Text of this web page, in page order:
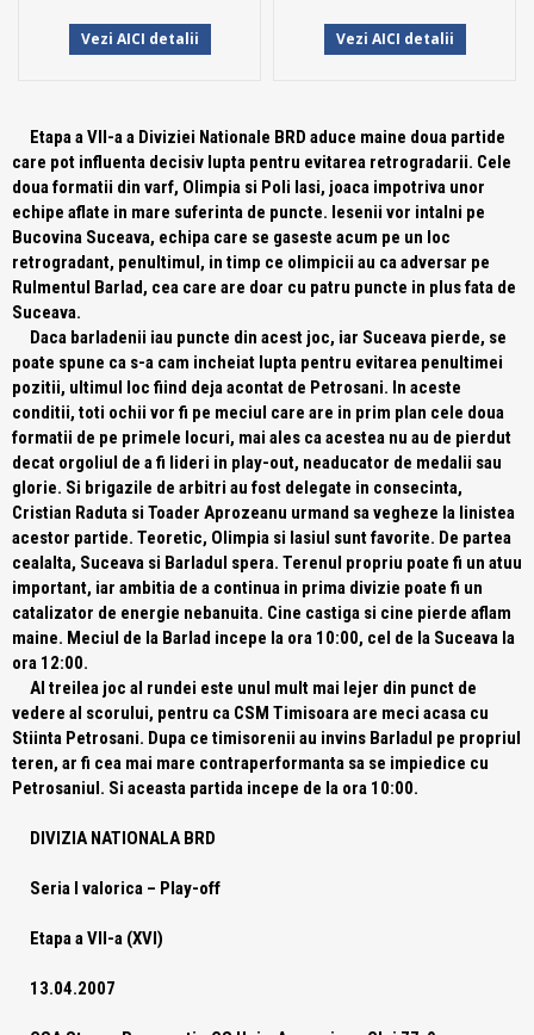
Vezi AICI detalii Vezi AICI detalii
Etapa a VII-a a Diviziei Nationale BRD aduce maine doua partide
care pot influenta decisiv lupta pentru evitarea retrogradarii. Cele
doua formatii din varf, Olimpia si Poli Iasi, joaca impotriva unor
echipe aflate in mare suferinta de puncte. Iesenii vor intalni pe
Bucovina Suceava, echipa care se gaseste acum pe un loc
retrogradant, penultimul, in timp ce olimpicii au ca adversar pe
Rulmentul Barlad, cea care are doar cu patru puncte in plus fata de
Suceava.
Daca barladenii iau puncte din acest joc, iar Suceava pierde, se
poate spune ca s-a cam incheiat lupta pentru evitarea penultimei
pozitii, ultimul loc fiind deja acontat de Petrosani. In aceste
conditii, toti ochii vor fi pe meciul care are in prim plan cele doua
formatii de pe primele locuri, mai ales ca acestea nu au de pierdut
decat orgoliul de a fi lideri in play-out, neaducator de medalii sau
glorie. Si brigazile de arbitri au fost delegate in consecinta,
Cristian Raduta si Toader Aprozeanu urmand sa vegheze la linistea
acestor partide. Teoretic, Olimpia si Iasiul sunt favorite. De partea
cealalta, Suceava si Barladul spera. Terenul propriu poate fi un atuu
important, iar ambitia de a continua in prima divizie poate fi un
catalizator de energie nebanuita. Cine castiga si cine pierde aflam
maine. Meciul de la Barlad incepe la ora 10:00, cel de la Suceava la
ora 12:00.
Al treilea joc al rundei este unul mult mai lejer din punct de
vedere al scorului, pentru ca CSM Timisoara are meci acasa cu
Stiinta Petrosani. Dupa ce timisorenii au invins Barladul pe propriul
teren, ar fi cea mai mare contraperformanta sa se impiedice cu
Petrosaniul. Si aceasta partida incepe de la ora 10:00.
DIVIZIA NATIONALA BRD
Seria I valorica – Play-off
Etapa a VII-a (XVI)
13.04.2007